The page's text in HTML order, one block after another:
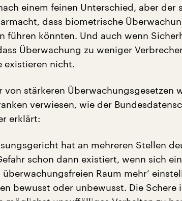
einem feinen Unterschied, aber der
dass biometrische
führen könnten. Und auch wenn
Überwachung zu weniger
existieren nicht.
von stärkeren Überwachungsgesetzen
verwiesen, wie der
erklärt:
hat an mehreren Stellen
schon dann existiert, wenn sich
Raum mehr‘
bewusst oder unbewusst. Die Schere